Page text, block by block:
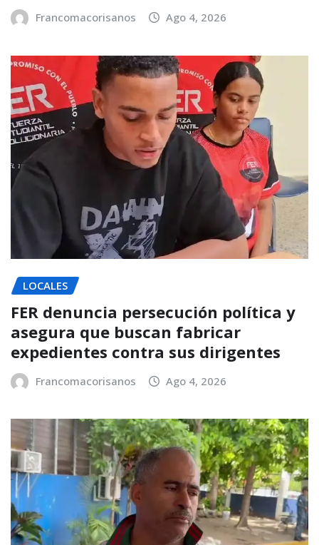
Francomacorisanos Ago 4, 2026
LOCALES
FER denuncia persecución política y
asegura que buscan fabricar
expedientes contra sus dirigentes
Francomacorisanos Ago 4, 2026